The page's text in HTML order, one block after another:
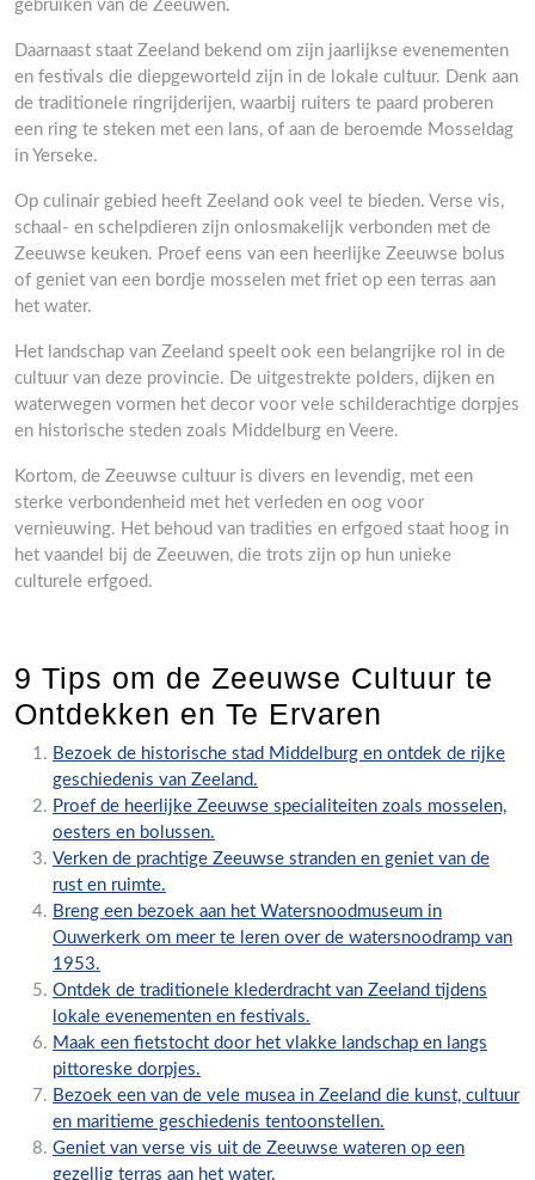
gebruiken van de Zeeuwen.
Daarnaast staat Zeeland bekend om zijn jaarlijkse evenementen
en festivals die diepgeworteld zijn in de lokale cultuur. Denk aan
de traditionele ringrijderijen, waarbij ruiters te paard proberen
een ring te steken met een lans, of aan de beroemde Mosseldag
in Yerseke.
Op culinair gebied heeft Zeeland ook veel te bieden. Verse vis,
schaal- en schelpdieren zijn onlosmakelijk verbonden met de
Zeeuwse keuken. Proef eens van een heerlijke Zeeuwse bolus
of geniet van een bordje mosselen met friet op een terras aan
het water.
Het landschap van Zeeland speelt ook een belangrijke rol in de
cultuur van deze provincie. De uitgestrekte polders, dijken en
waterwegen vormen het decor voor vele schilderachtige dorpjes
en historische steden zoals Middelburg en Veere.
Kortom, de Zeeuwse cultuur is divers en levendig, met een
sterke verbondenheid met het verleden en oog voor
vernieuwing. Het behoud van tradities en erfgoed staat hoog in
het vaandel bij de Zeeuwen, die trots zijn op hun unieke
culturele erfgoed.
9 Tips om de Zeeuwse Cultuur te
Ontdekken en Te Ervaren
Bezoek de historische stad Middelburg en ontdek de rijke
geschiedenis van Zeeland.
Proef de heerlijke Zeeuwse specialiteiten zoals mosselen,
oesters en bolussen.
Verken de prachtige Zeeuwse stranden en geniet van de
rust en ruimte.
Breng een bezoek aan het Watersnoodmuseum in
Ouwerkerk om meer te leren over de watersnoodramp van
1953.
Ontdek de traditionele klederdracht van Zeeland tijdens
lokale evenementen en festivals.
Maak een fietstocht door het vlakke landschap en langs
pittoreske dorpjes.
Bezoek een van de vele musea in Zeeland die kunst, cultuur
en maritieme geschiedenis tentoonstellen.
Geniet van verse vis uit de Zeeuwse wateren op een
gezellig terras aan het water.